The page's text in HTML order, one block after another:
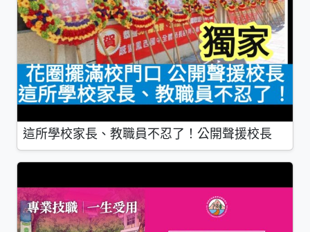
這所學校家長、教職員不忍了！公開聲援校長